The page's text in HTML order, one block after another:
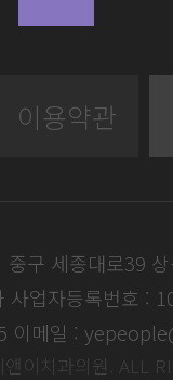
이용약관
구 세종대로39
사업자등록번호 :
이메일 :
이치과의원. ALL